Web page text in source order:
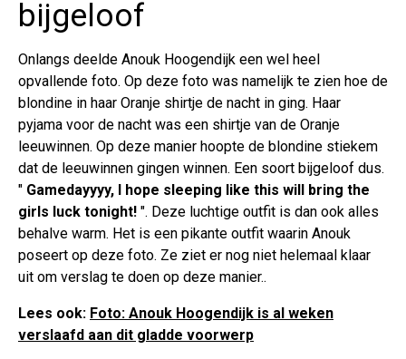
bijgeloof
Onlangs deelde Anouk Hoogendijk een wel heel
opvallende foto. Op deze foto was namelijk te zien hoe de
blondine in haar Oranje shirtje de nacht in ging. Haar
pyjama voor de nacht was een shirtje van de Oranje
leeuwinnen. Op deze manier hoopte de blondine stiekem
dat de leeuwinnen gingen winnen. Een soort bijgeloof dus.
" Gamedayyyy, I hope sleeping like this will bring the
girls luck tonight! ". Deze luchtige outfit is dan ook alles
behalve warm. Het is een pikante outfit waarin Anouk
poseert op deze foto. Ze ziet er nog niet helemaal klaar
uit om verslag te doen op deze manier..
Lees ook: Foto: Anouk Hoogendijk is al weken
verslaafd aan dit gladde voorwerp